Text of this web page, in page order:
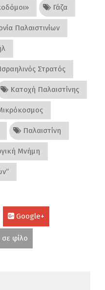
Γάζα
Παλαιστινίων
Ισραηλινός Στρατός
Κατοχή Παλαιστίνης
Παλαιστίνη
Μνήμη
Google+
σε φίλο